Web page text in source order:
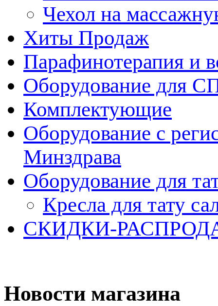
Чехол на
Хиты Продаж
Парафинотерапия и
Оборудование для
Комплектующие
Оборудование с
Минздрава
Оборудование для
Кресла для тату
СКИДКИ-
Новости магазина